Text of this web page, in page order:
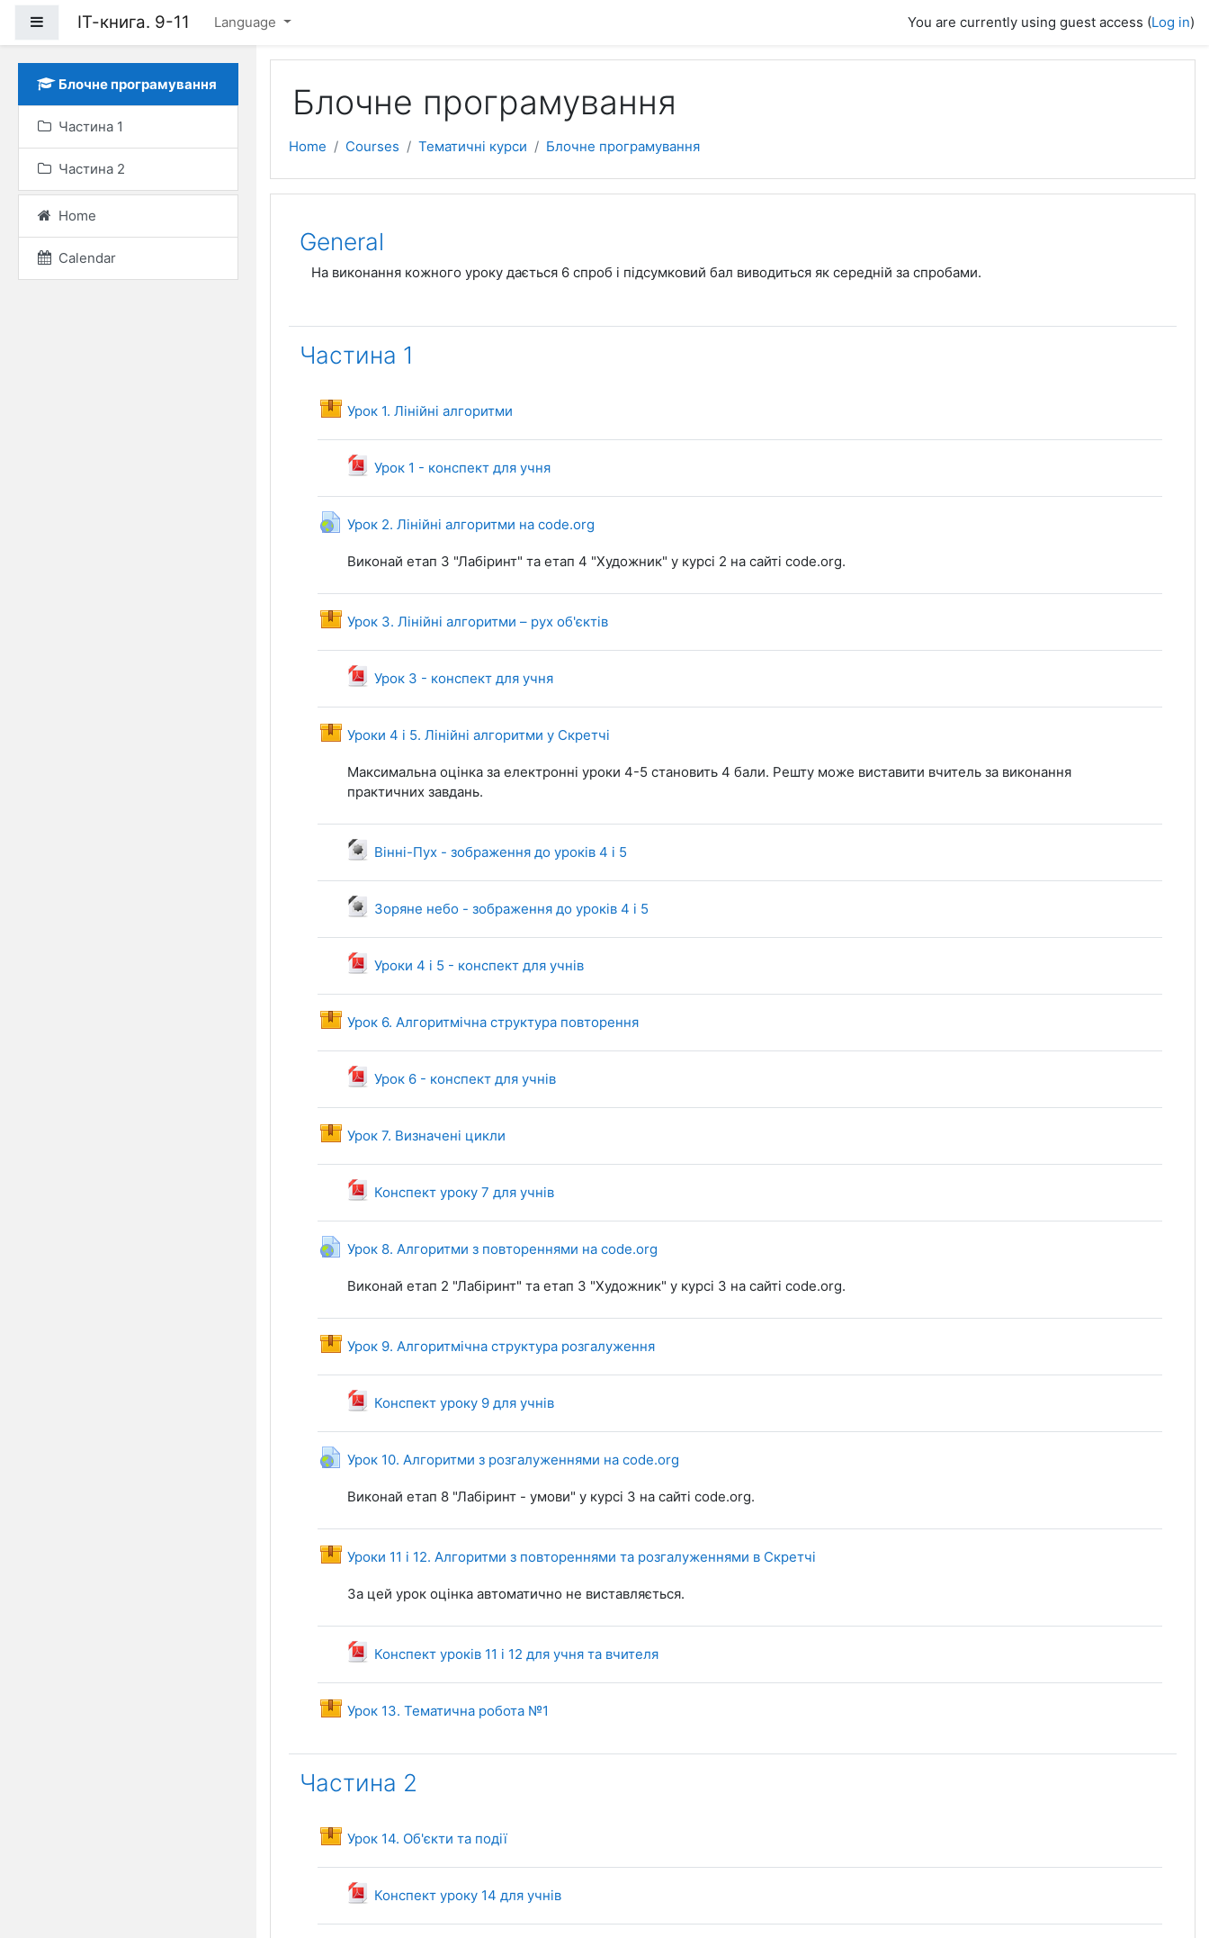
Side panel
ІТ-книга. 9-11 Language You are currently using guest access (Log in)
Блочне програмування
Частина 1
Частина 2
Home
Calendar
Блочне програмування
Home Courses Тематичні курси Блочне програмування
Topic outline
General
На виконання кожного уроку дається 6 спроб і підсумковий бал виводиться як середній за спробами.
Частина 1
Урок 1. Лінійні алгоритмиSCORM package
Урок 1 - конспект для учня
File
Урок 2. Лінійні алгоритми на code.org
URL
Виконай етап 3 "Лабіринт" та етап 4 "Художник" у курсі 2 на сайті code.org.
Урок 3. Лінійні алгоритми – рух об'єктівSCORM package
Урок 3 - конспект для учня
File
Уроки 4 і 5. Лінійні алгоритми у СкретчіSCORM package
Максимальна оцінка за електронні уроки 4-5 становить 4 бали. Решту може виставити вчитель за виконання
практичних завдань.
Вінні-Пух - зображення до уроків 4 і 5
File
Зоряне небо - зображення до уроків 4 і 5
File
Уроки 4 і 5 - конспект для учнів
File
Урок 6. Алгоритмічна структура повторенняSCORM package
Урок 6 - конспект для учнів
File
Урок 7. Визначені циклиSCORM package
Конспект уроку 7 для учнів
File
Урок 8. Алгоритми з повтореннями на code.org
URL
Виконай етап 2 "Лабіринт" та етап 3 "Художник" у курсі 3 на сайті code.org.
Урок 9. Алгоритмічна структура розгалуженняSCORM package
Конспект уроку 9 для учнів
File
Урок 10. Алгоритми з розгалуженнями на code.org
URL
Виконай етап 8 "Лабіринт - умови" у курсі 3 на сайті code.org.
Уроки 11 і 12. Алгоритми з повтореннями та розгалуженнями в СкретчіSCORM package
За цей урок оцінка автоматично не виставляється.
Конспект уроків 11 і 12 для учня та вчителя
File
Урок 13. Тематична робота №1SCORM package
Частина 2
Урок 14. Об'єкти та подіїSCORM package
Конспект уроку 14 для учнів
File